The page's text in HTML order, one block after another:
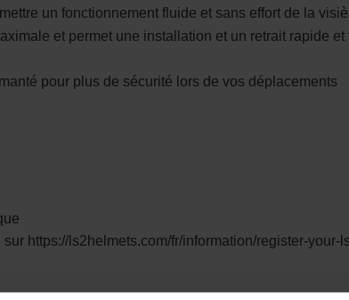
un fonctionnement fluide et sans effort de la
et permet une installation et un retrait rapide et
pour plus de sécurité lors de vos déplacements
https://ls2helmets.com/fr/information/register-your-